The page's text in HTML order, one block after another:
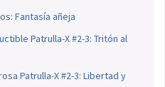
Fantasía añeja
Patrulla-X #2-3: Tritón al
Patrulla-X #2-3: Libertad y